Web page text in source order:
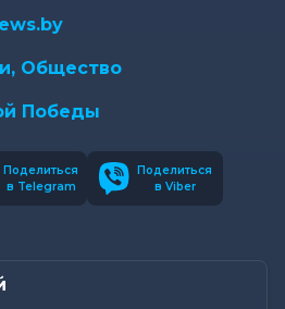
Общество
Победы
Поделиться
в Telegram
Поделиться
в Viber